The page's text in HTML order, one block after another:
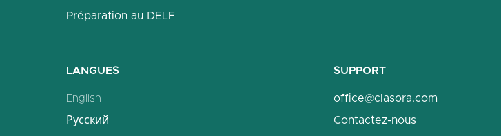
Préparation au DELF
LANGUES
English
Русский
SUPPORT
office@clasora.com
Contactez-nous